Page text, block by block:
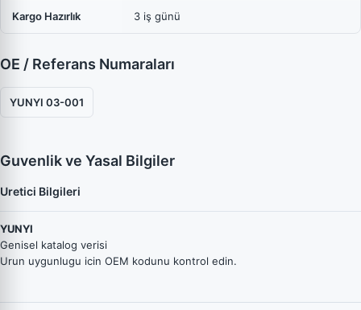
Kargo Hazırlık 3 iş günü
OE / Referans Numaraları
YUNYI 03-001
Guvenlik ve Yasal Bilgiler
Uretici Bilgileri
YUNYI
Genisel katalog verisi
Urun uygunlugu icin OEM kodunu kontrol edin.